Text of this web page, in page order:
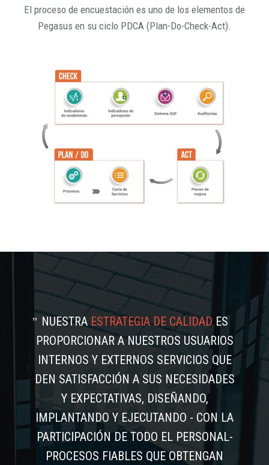
El proceso de encuestación es uno de los elementos de
Pegasus en su ciclo PDCA (Plan-Do-Check-Act).
NUESTRAESTRATEGIA DE CALIDADES
PROPORCIONAR A NUESTROS USUARIOS
INTERNOS Y EXTERNOS SERVICIOS QUE
DEN SATISFACCIÓN A SUS NECESIDADES
Y EXPECTATIVAS, DISEÑANDO,
IMPLANTANDO Y EJECUTANDO - CON LA
PARTICIPACIÓN DE TODO EL PERSONAL-
PROCESOS FIABLES QUE OBTENGAN